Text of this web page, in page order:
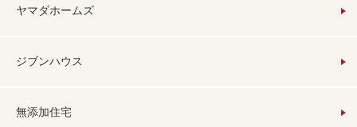
ヤマダホームズ
ジブンハウス
無添加住宅